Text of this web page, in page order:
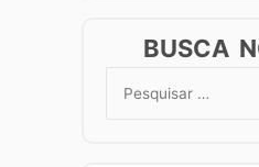
BUSCA
Search